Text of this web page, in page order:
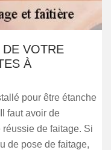
VOTRE
À
pour être étanche
faut avoir de
réussie de faitage. Si
de pose de faitage,